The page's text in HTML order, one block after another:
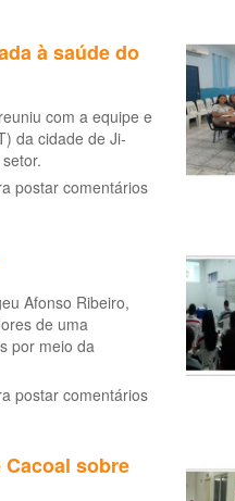
à saúde do
com a equipe e
da cidade de Ji-
postar comentários
Afonso Ribeiro,
de uma
por meio da
postar comentários
Cacoal sobre